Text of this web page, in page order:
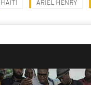
HAÏTI ARIEL HENRY